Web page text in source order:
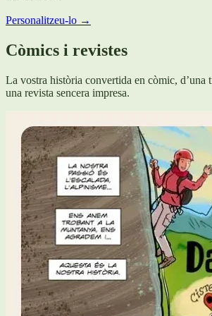
Personalitzeu-lo →
Còmics i revistes
La vostra història convertida en còmic, d’una
una revista sencera impresa.